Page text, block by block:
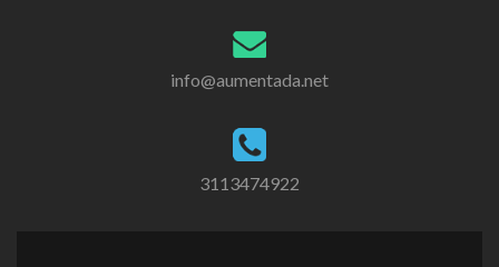
info@aumentada.net
3113474922